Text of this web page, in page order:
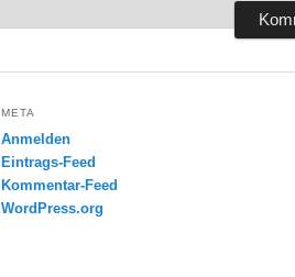
META
Anmelden
Eintrags-Feed
Kommentar-Feed
WordPress.org